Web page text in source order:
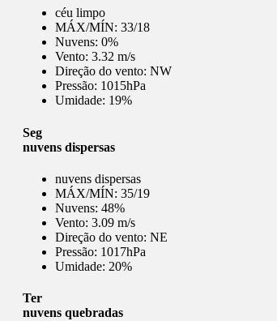
céu limpo
MÁX/MÍN: 33/18
Nuvens: 0%
Vento: 3.32 m/s
Direção do vento: NW
Pressão: 1015hPa
Umidade: 19%
Seg
nuvens dispersas
nuvens dispersas
MÁX/MÍN: 35/19
Nuvens: 48%
Vento: 3.09 m/s
Direção do vento: NE
Pressão: 1017hPa
Umidade: 20%
Ter
nuvens quebradas